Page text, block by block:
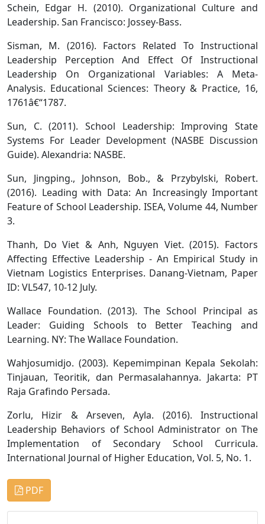
Schein, Edgar H. (2010). Organizational Culture and
Leadership. San Francisco: Jossey-Bass.
Sisman, M. (2016). Factors Related To Instructional
Leadership Perception And Effect Of Instructional
Leadership On Organizational Variables: A Meta-
Analysis. Educational Sciences: Theory & Practice, 16,
1761â€“1787.
Sun, C. (2011). School Leadership: Improving State
Systems For Leader Development (NASBE Discussion
Guide). Alexandria: NASBE.
Sun, Jingping., Johnson, Bob., & Przybylski, Robert.
(2016). Leading with Data: An Increasingly Important
Feature of School Leadership. ISEA, Volume 44, Number
3.
Thanh, Do Viet & Anh, Nguyen Viet. (2015). Factors
Affecting Effective Leadership - An Empirical Study in
Vietnam Logistics Enterprises. Danang-Vietnam, Paper
ID: VL547, 10-12 July.
Wallace Foundation. (2013). The School Principal as
Leader: Guiding Schools to Better Teaching and
Learning. NY: The Wallace Foundation.
Wahjosumidjo. (2003). Kepemimpinan Kepala Sekolah:
Tinjauan, Teoritik, dan Permasalahannya. Jakarta: PT
Raja Grafindo Persada.
Zorlu, Hizir & Arseven, Ayla. (2016). Instructional
Leadership Behaviors of School Administrator on The
Implementation of Secondary School Curricula.
International Journal of Higher Education, Vol. 5, No. 1.
PDF